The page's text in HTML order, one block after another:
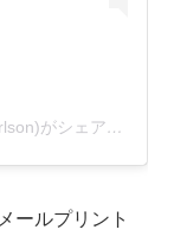
シェアした投稿
ールプリント